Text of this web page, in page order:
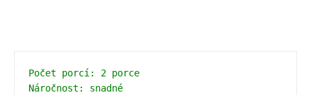
Počet porcí: 2 porce
Náročnost: snadné